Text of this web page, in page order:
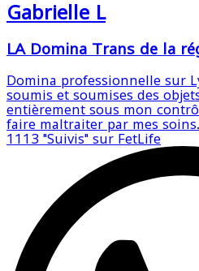
Gabrielle L
LA Domina Trans de la
Domina professionnelle sur
soumis et soumises des
entièrement sous mon
faire maltraiter par mes soins.
1113 "Suivis" sur FetLife